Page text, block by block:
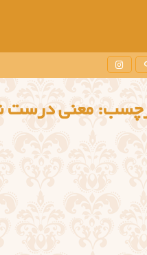
معنی درست